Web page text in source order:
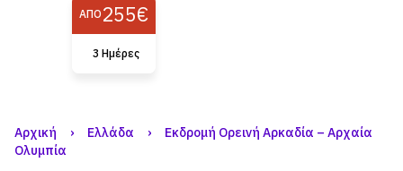
ΑΠΌ 255€
3 Ημέρες
Αρχική › Ελλάδα ›
Εκδρομή Ορεινή Αρκαδία – Αρχαία
Ολυμπία